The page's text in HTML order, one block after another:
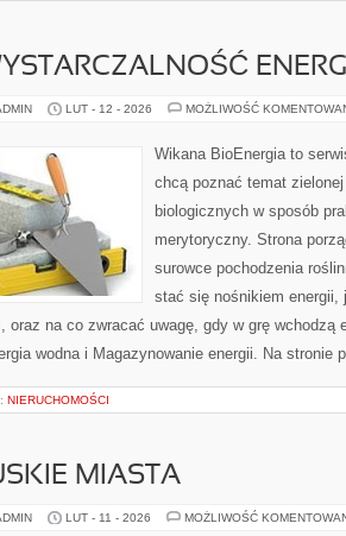
LUT - 12 - 2026 MOŻLIWOŚĆ
Wikana BioEnergia to
chcą poznać temat
biologicznych w sposób
merytoryczny. Strona
surowce pochodzenia
stać się nośnikiem energii,
oraz na co zwracać uwagę, gdy w grę wchodzą
wodna i Magazynowanie energii. Na stronie
NIERUCHOMOŚCI
MIASTA
LUT - 11 - 2026 MOŻLIWOŚĆ